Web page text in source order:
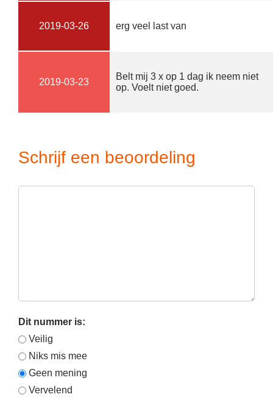
2019-03-26 erg veel last van
2019-03-23
Belt mij 3 x op 1 dag ik neem niet
op. Voelt niet goed.
Schrijf een beoordeling
Dit nummer is:
Veilig
Niks mis mee
Geen mening
Vervelend